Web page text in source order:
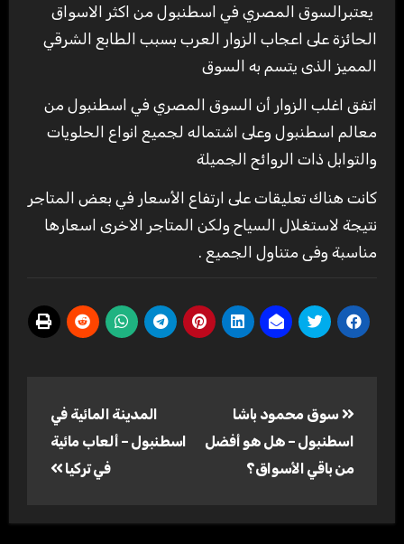
يعتبرالسوق المصري في اسطنبول من اكثر الاسواق
الحائزة على اعجاب الزوار العرب بسبب الطابع الشرقي
المميز الذى يتسم به السوق
اتفق اغلب الزوار أن السوق المصري في اسطنبول من
معالم اسطنبول وعلى اشتماله لجميع انواع الحلويات
والتوابل ذات الروائح الجميلة
كانت هناك تعليقات على ارتفاع الأسعار في بعض المتاجر
نتيجة لاستغلال السياح ولكن المتاجر الاخرى اسعارها
مناسبة وفى متناول الجميع .
المقالات
سوق محمود باشا
اسطنبول – هل هو أفضل
من باقي الأسواق؟
المدينة المائية في
اسطنبول – ألعاب مائية
في تركيا